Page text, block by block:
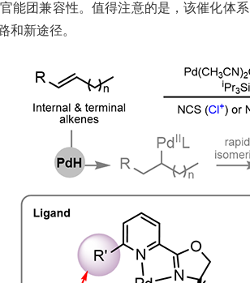
能团兼容性。值得注意的是，该催化体
和新途径。